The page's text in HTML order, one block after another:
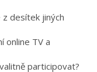
desítek jiných
online TV a
participovat?